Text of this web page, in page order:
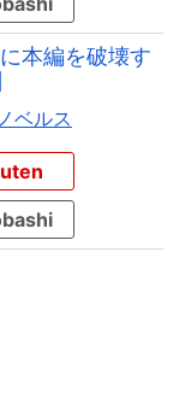
本編を破壊す
ベルス